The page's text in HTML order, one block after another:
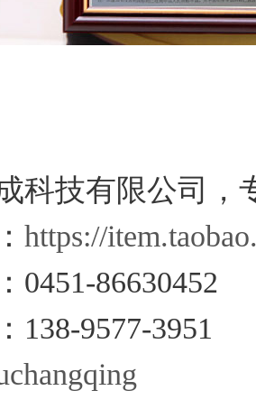
科技有限公司，
https://
0451-86630452
138-9577-3951